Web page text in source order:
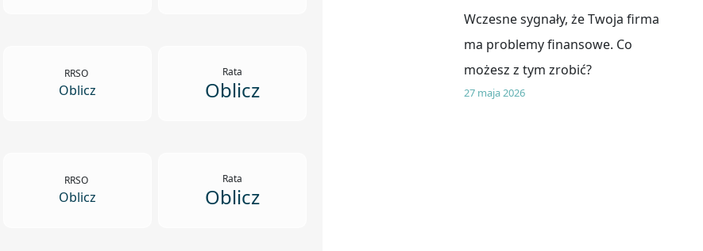
RRSO
Oblicz
Rata
Oblicz
RRSO
Oblicz
Rata
Oblicz
Wczesne sygnały, że Twoja firma
ma problemy finansowe. Co
możesz z tym zrobić?
27 maja 2026